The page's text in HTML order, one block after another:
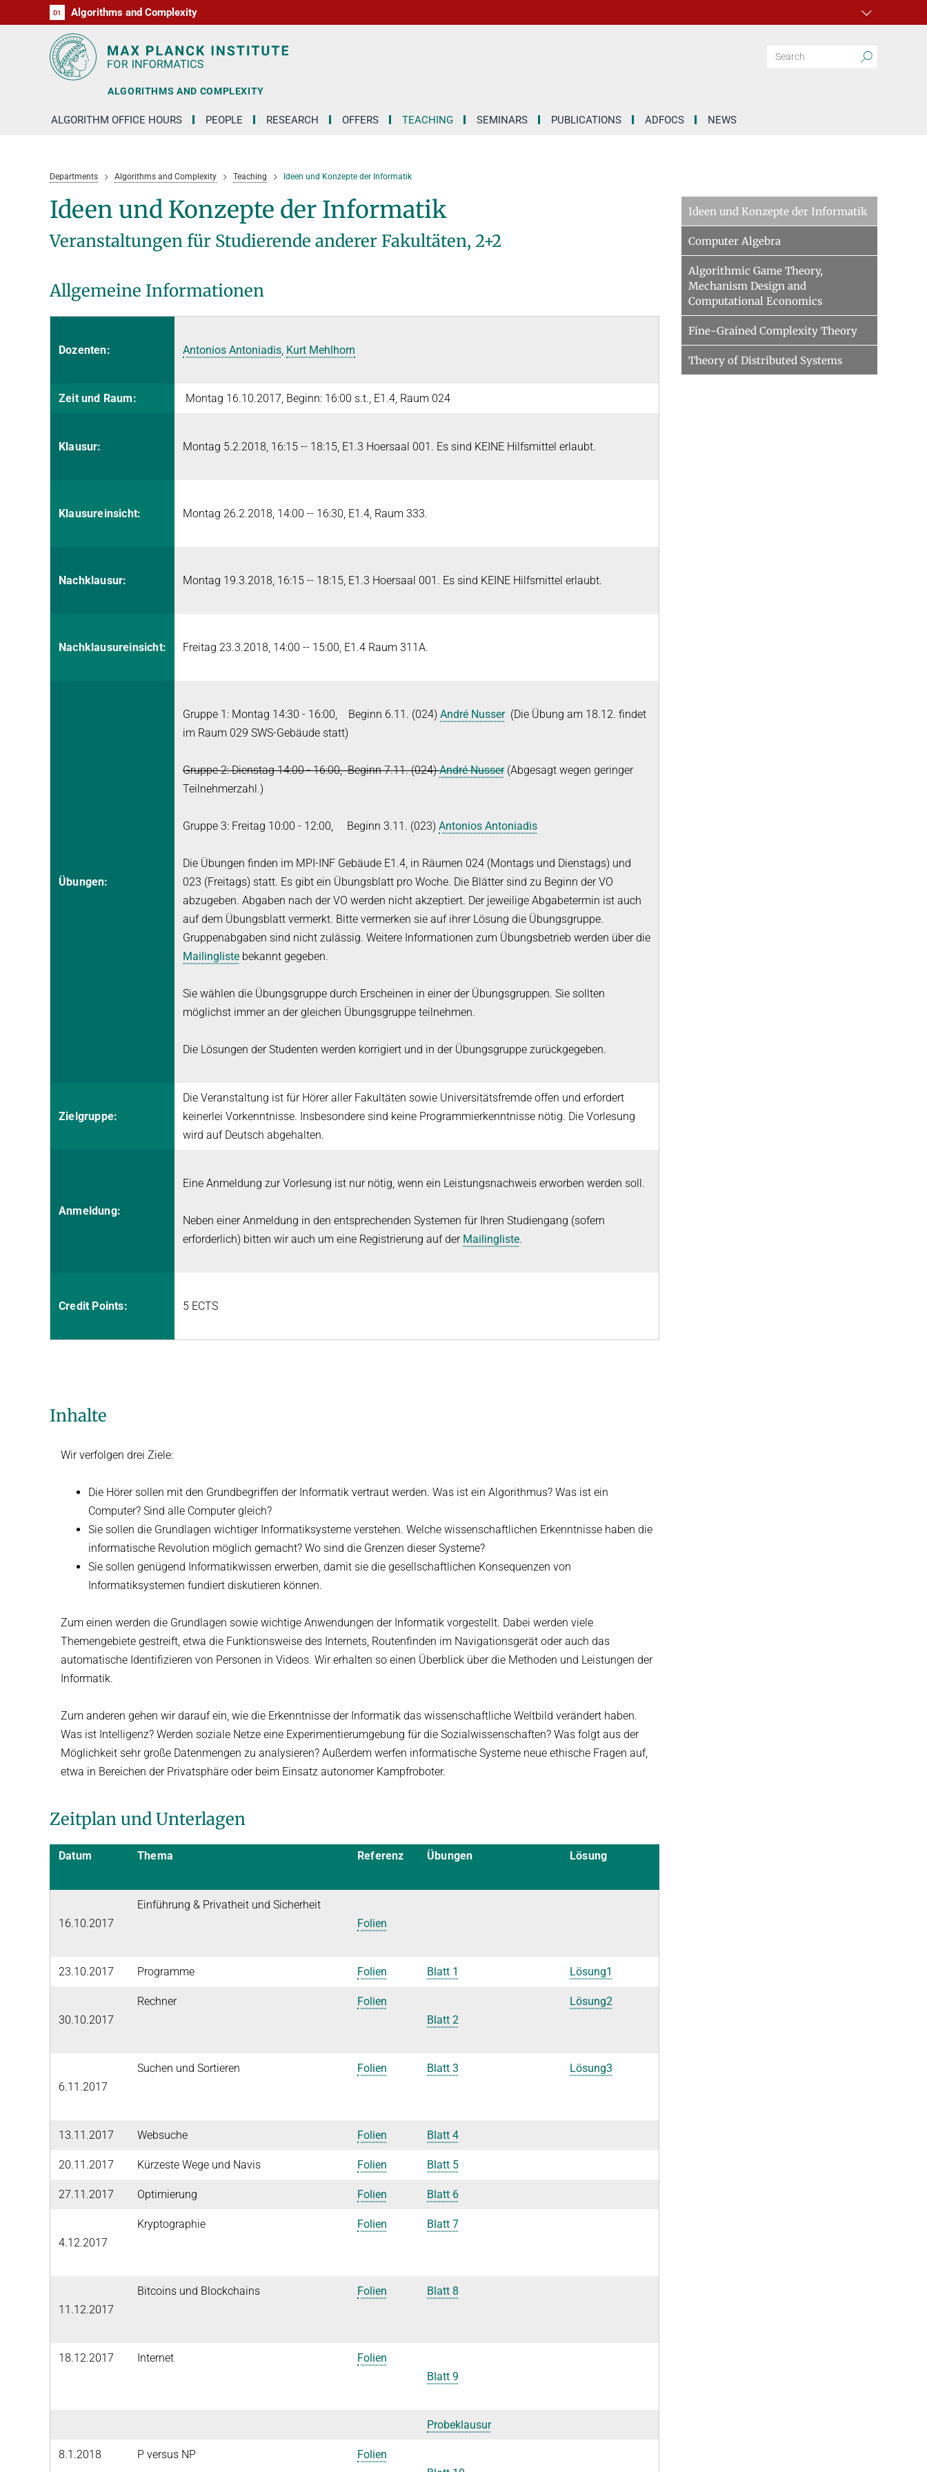
D1 Algorithms and Complexity
D2
D3
D4
D5
D6
RG1
RG2
RG3
ALGORITHMS AND COMPLEXITY
ALGORITHM OFFICE HOURS PEOPLE RESEARCH OFFERS TEACHING SEMINARS PUBLICATIONS ADFOCS NEWS
Departments Algorithms and Complexity Teaching Ideen und Konzepte der Informatik
Ideen und Konzepte der Informatik
Veranstaltungen für Studierende anderer Fakultäten, 2+2
Allgemeine Informationen
Dozenten: Antonios Antoniadis, Kurt Mehlhorn
Zeit und Raum: Montag 16.10.2017, Beginn: 16:00 s.t., E1.4, Raum 024
Klausur: Montag 5.2.2018, 16:15 -- 18:15, E1.3 Hoersaal 001. Es sind KEINE Hilfsmittel erlaubt.
Klausureinsicht: Montag 26.2.2018, 14:00 -- 16:30, E1.4, Raum 333.
Nachklausur: Montag 19.3.2018, 16:15 -- 18:15, E1.3 Hoersaal 001. Es sind KEINE Hilfsmittel erlaubt.
Nachklausureinsicht: Freitag 23.3.2018, 14:00 -- 15:00, E1.4 Raum 311A.
Übungen:
Gruppe 1: Montag 14:30 - 16:00, Beginn 6.11. (024) André Nusser(Die Übung am 18.12. findet
im Raum 029 SWS-Gebäude statt)
Gruppe 2: Dienstag 14:00 - 16:00, Beginn 7.11. (024)André Nusser(Abgesagt wegen geringer
Teilnehmerzahl.)
Gruppe 3: Freitag 10:00 - 12:00, Beginn 3.11. (023) Antonios Antoniadis
Die Übungen finden im MPI-INF Gebäude E1.4, in Räumen 024 (Montags und Dienstags) und
023 (Freitags) statt. Es gibt ein Übungsblatt pro Woche. Die Blätter sind zu Beginn der VO
abzugeben. Abgaben nach der VO werden nicht akzeptiert. Der jeweilige Abgabetermin ist auch
auf dem Übungsblatt vermerkt. Bitte vermerken sie auf ihrer Lösung die Übungsgruppe.
Gruppenabgaben sind nicht zulässig. Weitere Informationen zum Übungsbetrieb werden über die
Mailingliste bekannt gegeben.
Sie wählen die Übungsgruppe durch Erscheinen in einer der Übungsgruppen. Sie sollten
möglichst immer an der gleichen Übungsgruppe teilnehmen.
Die Lösungen der Studenten werden korrigiert und in der Übungsgruppe zurückgegeben.
Zielgruppe:
Die Veranstaltung ist für Hörer aller Fakultäten sowie Universitätsfremde offen und erfordert
keinerlei Vorkenntnisse. Insbesondere sind keine Programmierkenntnisse nötig. Die Vorlesung
wird auf Deutsch abgehalten.
Anmeldung:
Eine Anmeldung zur Vorlesung ist nur nötig, wenn ein Leistungsnachweis erworben werden soll.
Neben einer Anmeldung in den entsprechenden Systemen für Ihren Studiengang (sofern
erforderlich) bitten wir auch um eine Registrierung auf der Mailingliste.
Credit Points: 5 ECTS
Inhalte
Wir verfolgen drei Ziele:
Die Hörer sollen mit den Grundbegriffen der Informatik vertraut werden. Was ist ein Algorithmus? Was ist ein
Computer? Sind alle Computer gleich?
Sie sollen die Grundlagen wichtiger Informatiksysteme verstehen. Welche wissenschaftlichen Erkenntnisse haben die
informatische Revolution möglich gemacht? Wo sind die Grenzen dieser Systeme?
Sie sollen genügend Informatikwissen erwerben, damit sie die gesellschaftlichen Konsequenzen von
Informatiksystemen fundiert diskutieren können.
Zum einen werden die Grundlagen sowie wichtige Anwendungen der Informatik vorgestellt. Dabei werden viele
Themengebiete gestreift, etwa die Funktionsweise des Internets, Routenfinden im Navigationsgerät oder auch das
automatische Identifizieren von Personen in Videos. Wir erhalten so einen Überblick über die Methoden und Leistungen der
Informatik.
Zum anderen gehen wir darauf ein, wie die Erkenntnisse der Informatik das wissenschaftliche Weltbild verändert haben.
Was ist Intelligenz? Werden soziale Netze eine Experimentierumgebung für die Sozialwissenschaften? Was folgt aus der
Möglichkeit sehr große Datenmengen zu analysieren? Außerdem werfen informatische Systeme neue ethische Fragen auf,
etwa in Bereichen der Privatsphäre oder beim Einsatz autonomer Kampfroboter.
Zeitplan und Unterlagen
Datum Thema Referenz Übungen Lösung
16.10.2017
Einführung & Privatheit und Sicherheit
Folien
23.10.2017 Programme Folien Blatt 1 Lösung1
30.10.2017
Rechner
Folien
Blatt 2
Lösung2
6.11.2017
Suchen und Sortieren Folien Blatt 3 Lösung3
13.11.2017 Websuche Folien Blatt 4
20.11.2017 Kürzeste Wege und Navis Folien Blatt 5
27.11.2017 Optimierung Folien Blatt 6
4.12.2017
Kryptographie Folien Blatt 7
11.12.2017
Bitcoins und Blockchains Folien Blatt 8
18.12.2017 Internet
Folien
Blatt 9
Probeklausur
8.1.2018 P versus NP
Folien
Ideen und Konzepte der Informatik
Computer Algebra
Algorithmic Game Theory,
Mechanism Design and
Computational Economics
Fine-Grained Complexity Theory
Theory of Distributed Systems